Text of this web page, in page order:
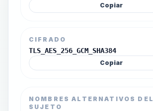
Copiar
CIFRADO
TLS_AES_256_GCM_SHA384
Copiar
NOMBRES ALTERNATIVOS DEL
SUJETO